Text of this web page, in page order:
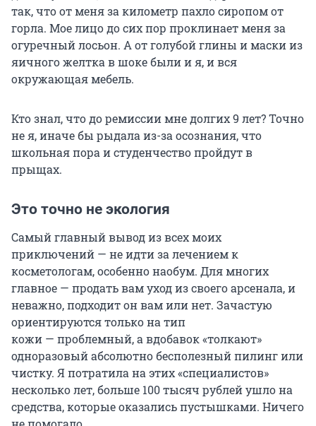
так, что от меня за километр пахло сиропом от
горла. Мое лицо до сих пор проклинает меня за
огуречный лосьон. А от голубой глины и маски из
яичного желтка в шоке были и я, и вся
окружающая мебель.
Кто знал, что до ремиссии мне долгих 9 лет? Точно
не я, иначе бы рыдала из-за осознания, что
школьная пора и студенчество пройдут в
прыщах.
Это точно не экология
Самый главный вывод из всех моих
приключений — не идти за лечением к
косметологам, особенно наобум. Для многих
главное — продать вам уход из своего арсенала, и
неважно, подходит он вам или нет. Зачастую
ориентируются только на тип
кожи — проблемный, а вдобавок «толкают»
одноразовый абсолютно бесполезный пилинг или
чистку. Я потратила на этих «специалистов»
несколько лет, больше 100 тысяч рублей ушло на
средства, которые оказались пустышками. Ничего